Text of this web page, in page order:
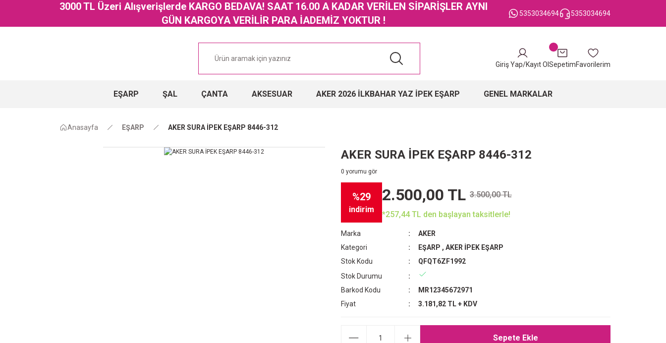
3000 TL Üzeri Alışverişlerde KARGO BEDAVA! SAAT 16.00 A KADAR VERİLEN SİPARİŞLER AYNI
GÜN KARGOYA VERİLİR PARA İADEMİZ YOKTUR !
5353034694 5353034694
Giriş Yap/Kayıt Ol SepetimFavorilerim
EŞARP ŞAL ÇANTA AKSESUAR AKER 2026 İLKBAHAR YAZ İPEK EŞARP GENEL MARKALAR
Anasayfa EŞARP AKER SURA İPEK EŞARP 8446-312
AKER SURA İPEK EŞARP 8446-312
0 yorumu gör
%29
indirim
2.500,00 TL 3.500,00 TL
*257,44 TL den başlayan taksitlerle!
Marka
AKER
Kategori
EŞARP , AKER İPEK EŞARP
Stok Kodu
QFQT6ZF1992
Stok Durumu
Barkod Kodu
MR12345672971
Fiyat
3.181,82 TL + KDV
Sepete Ekle